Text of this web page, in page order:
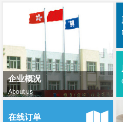
企业概况
About us
在线订单